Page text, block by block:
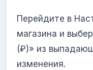
Перейдите в
магазина и
(₽)» из
изменения.